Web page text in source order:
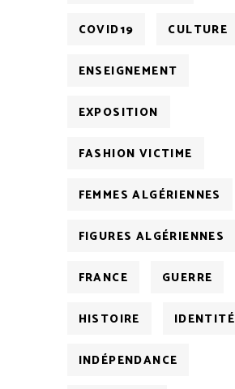
COVID19 CULTURE
ENSEIGNEMENT
EXPOSITION
FASHION VICTIME
FEMMES ALGÉRIENNES
FIGURES ALGÉRIENNES
FRANCE GUERRE
HISTOIRE IDENTITÉ
INDÉPENDANCE